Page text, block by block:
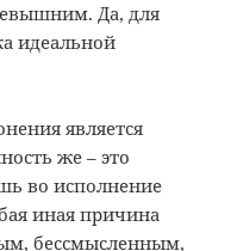
Да, для
идеальной
является
же – это
во исполнение
иная причина
бессмысленным,